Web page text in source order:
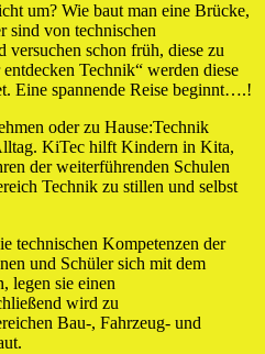
um? Wie baut man eine Brücke,
sind von technischen
versuchen schon früh, diese zu
Technik“ werden diese
Eine spannende Reise beginnt….!
oder zu Hause:Technik
KiTec hilft Kindern in Kita,
der weiterführenden Schulen
Technik zu stillen und selbst
technischen Kompetenzen der
und Schüler sich mit dem
legen sie einen
wird zu
Bau-, Fahrzeug- und